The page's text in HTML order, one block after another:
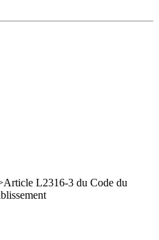
Article L2316-3 du Code du